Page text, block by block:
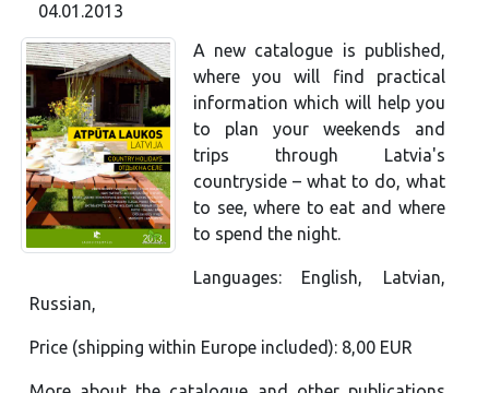
04.01.2013
A new catalogue is published,
where you will find practical
information which will help you
to plan your weekends and
trips through Latvia's
countryside – what to do, what
to see, where to eat and where
to spend the night.
Languages: English, Latvian,
Russian,
Price (shipping within Europe included): 8,00 EUR